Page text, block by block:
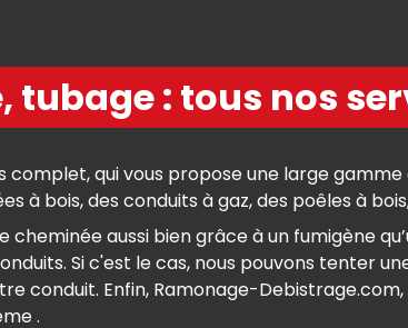
: tous nos
qui vous propose une large
à bois, des conduits à gaz, des poêles à
aussi bien grâce à un fumigène
Si c'est le cas, nous pouvons tenter
conduit. Enfin, Ramonage-
.